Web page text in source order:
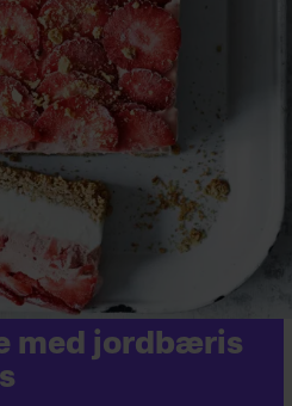
med jordbæris